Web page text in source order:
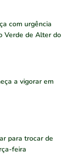
com urgência
Verde de Alter do
a vigorar em
para trocar de
feira